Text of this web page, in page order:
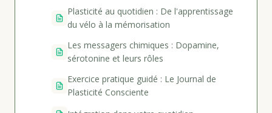
Plasticité au quotidien : De l'apprentissage
du vélo à la mémorisation
Les messagers chimiques : Dopamine,
sérotonine et leurs rôles
Exercice pratique guidé : Le Journal de
Plasticité Consciente